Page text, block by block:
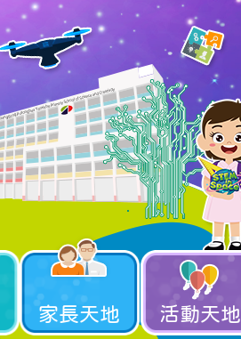
家長天地 活動天地